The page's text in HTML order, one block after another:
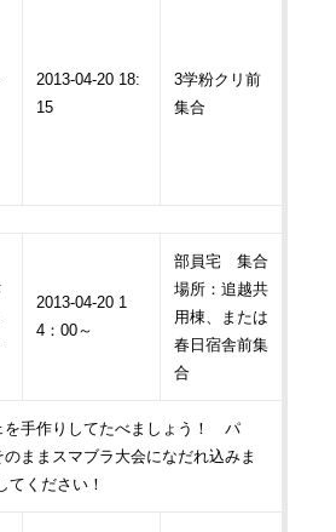
2013-04-20 18:
15
3学粉クリ前
集合
2013-04-20 1
4：00～
部員宅 集合
場所：追越共
用棟、または
春日宿舎前集
合
を手作りしてたべましょう！ パ
ままスマブラ大会になだれ込みま
てください！